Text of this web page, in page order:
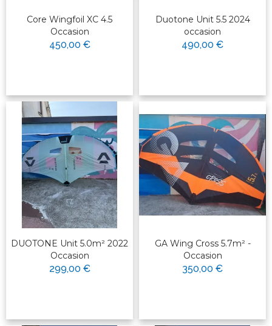
Core Wingfoil XC 4.5
Occasion
450,00 €
Duotone Unit 5.5 2024
occasion
490,00 €
DUOTONE Unit 5.0m² 2022
Occasion
299,00 €
GA Wing Cross 5.7m² -
Occasion
350,00 €